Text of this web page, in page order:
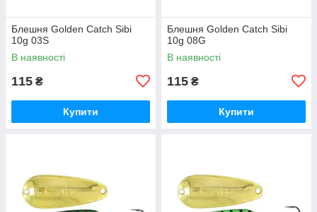
Блешня Golden Catch Sibi
10g 03S
В наявності
115 ₴
Купити
Блешня Golden Catch Sibi
10g 08G
В наявності
115 ₴
Купити